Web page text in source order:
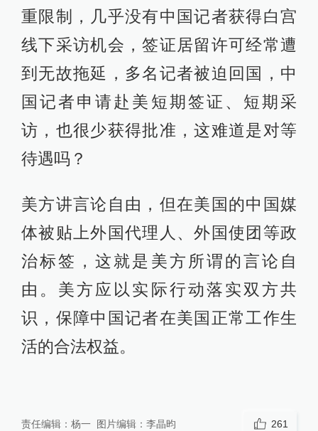
重限制，几乎没有中国记者获得白宫
线下采访机会，签证居留许可经常遭
到无故拖延，多名记者被迫回国，中
国记者申请赴美短期签证、短期采
访，也很少获得批准，这难道是对等
待遇吗？
美方讲言论自由，但在美国的中国媒
体被贴上外国代理人、外国使团等政
治标签，这就是美方所谓的言论自
由。美方应以实际行动落实双方共
识，保障中国记者在美国正常工作生
活的合法权益。
责任编辑： 杨一 图片编辑： 李晶昀 261